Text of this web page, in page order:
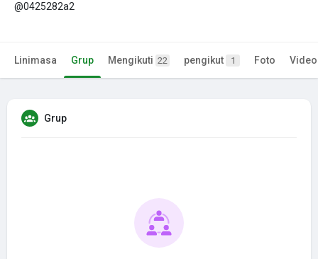
@0425282a2
Linimasa Grup Mengikuti 22 pengikut 1 Foto Video
Grup